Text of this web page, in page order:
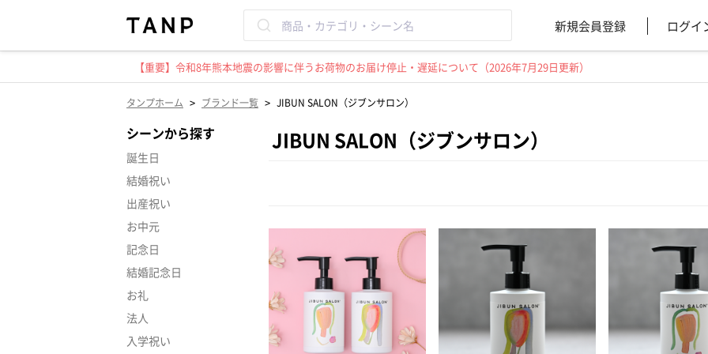
新規会員登録 ログイ
【重要】令和8年熊本地震の影響に伴うお荷物のお届け停止・遅延について（2026年7月29日更新）
タンプホーム > ブランド一覧 > JIBUN SALON（ジブンサロン）
シーンから探す
誕生日
結婚祝い
出産祝い
お中元
記念日
結婚記念日
お礼
法人
入学祝い
JIBUN SALON（ジブンサロン）